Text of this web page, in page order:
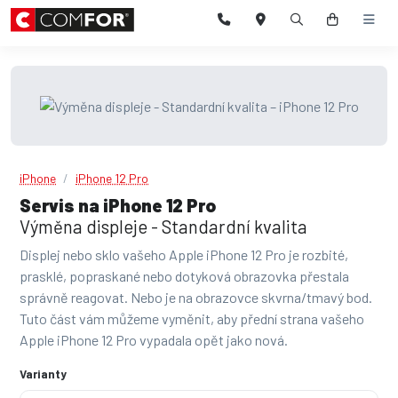
iPhone iPhone 12 Pro
Servis na iPhone 12 Pro
Výměna displeje - Standardní kvalita
Displej nebo sklo vašeho Apple iPhone 12 Pro je rozbité,
prasklé, popraskané nebo dotyková obrazovka přestala
správně reagovat. Nebo je na obrazovce skvrna/tmavý bod.
Tuto část vám můžeme vyměnit, aby přední strana vašeho
Apple iPhone 12 Pro vypadala opět jako nová.
Varianty